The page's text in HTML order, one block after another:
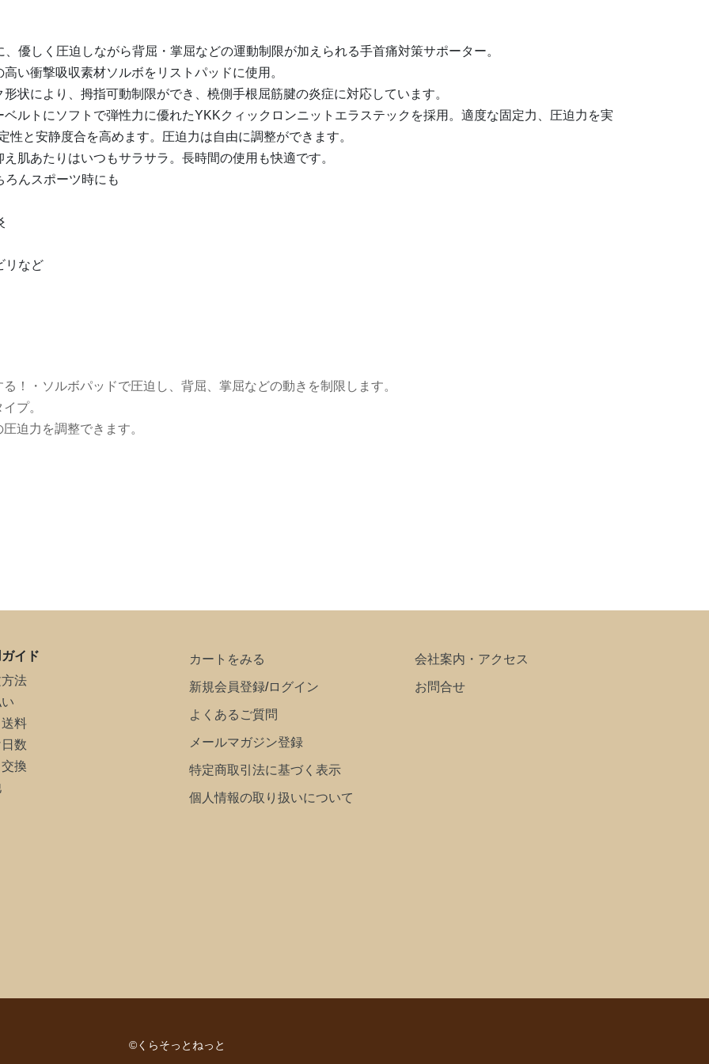
優しく圧迫しながら背屈・掌屈などの運動制限が加えられる手首痛対策サポーター。
い衝撃吸収素材ソルボをリストパッドに使用。
状により、拇指可動制限ができ、橈側手根屈筋腱の炎症に対応しています。
ベルトにソフトで弾性力に優れたYKKクィックロンニットエラステックを採用。適度な固定力、圧迫力を実
性と安静度合を高めます。圧迫力は自由に調整ができます。
肌あたりはいつもサラサラ。長時間の使用も快適です。
ろんスポーツ時にも
リなど
！・ソルボパッドで圧迫し、背屈、掌屈などの動きを制限します。
プ。
迫力を調整できます。
イド
法
料
数
換
カートをみる
新規会員登録/ログイン
よくあるご質問
メールマガジン登録
特定商取引法に基づく表示
個人情報の取り扱いについて
会社案内・アクセス
お問合せ
©くらそっとねっと